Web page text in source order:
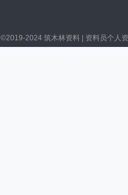
©2019-2024 筑木林资料 | 资料员个人